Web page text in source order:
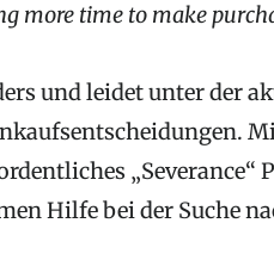
more time to make
und leidet unter der
„Severance“
Hilfe bei der Suche